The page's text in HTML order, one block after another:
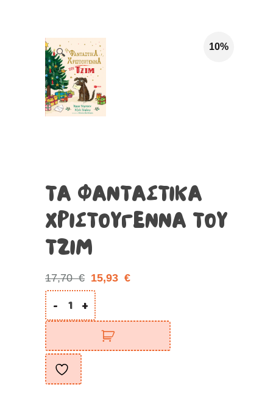
🔍
10%
ΤΑ ΦΑΝΤΑΣΤΙΚΑ
ΧΡΙΣΤΟΥΓΕΝΝΑ ΤΟΥ
ΤΖΙΜ
17,70 € 15,93 €
- +